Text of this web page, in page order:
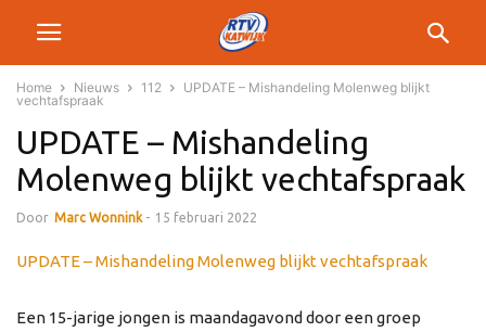
Home Nieuws 112
UPDATE – Mishandeling Molenweg blijkt
vechtafspraak
UPDATE – Mishandeling
Molenweg blijkt vechtafspraak
Door Marc Wonnink - 15 februari 2022
UPDATE – Mishandeling Molenweg blijkt vechtafspraak
Een 15-jarige jongen is maandagavond door een groep